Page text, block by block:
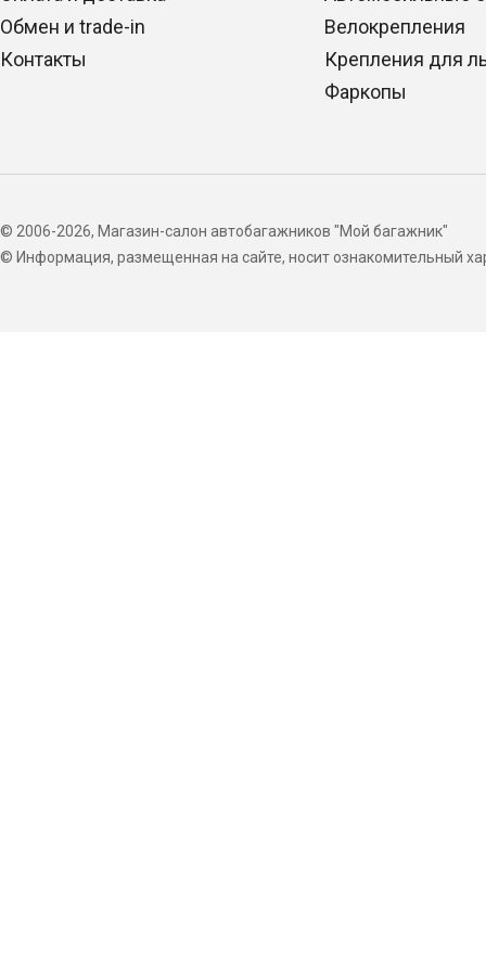
Обмен и trade-in
Контакты
Велокрепления
Крепления для
Фаркопы
© 2006-2026, Магазин-салон автобагажников "Мой багажник"
© Информация, размещенная на сайте, носит ознакомительный